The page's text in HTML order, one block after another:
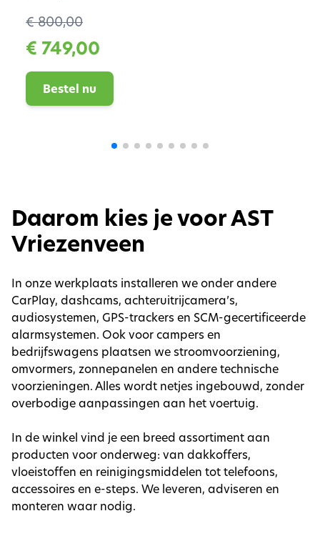
€ 800,00
€ 749,00
Bestel nu
Daarom kies je voor AST
Vriezenveen
In onze werkplaats installeren we onder andere
CarPlay, dashcams, achteruitrijcamera’s,
audiosystemen, GPS-trackers en SCM-gecertificeerde
alarmsystemen. Ook voor campers en
bedrijfswagens plaatsen we stroomvoorziening,
omvormers, zonnepanelen en andere technische
voorzieningen. Alles wordt netjes ingebouwd, zonder
overbodige aanpassingen aan het voertuig.
In de winkel vind je een breed assortiment aan
producten voor onderweg: van dakkoffers,
vloeistoffen en reinigingsmiddelen tot telefoons,
accessoires en e-steps. We leveren, adviseren en
monteren waar nodig.